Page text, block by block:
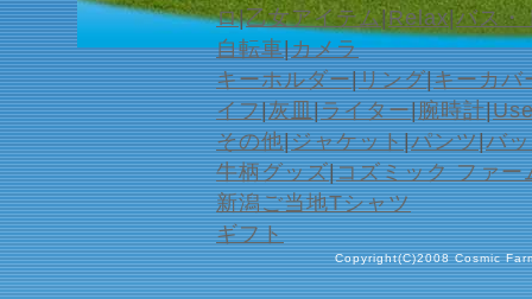
ロ|乙女アイテム|Relax バス・
自転車|カメラ
キーホルダー|リング|キーカバ
イフ|灰皿|ライター|腕時計|
その他|ジャケット|パンツ|バ
牛柄グッズ|コズミック ファー
新潟ご当地Tシャツ
ギフト
Copyright(C)2008 Cosmic